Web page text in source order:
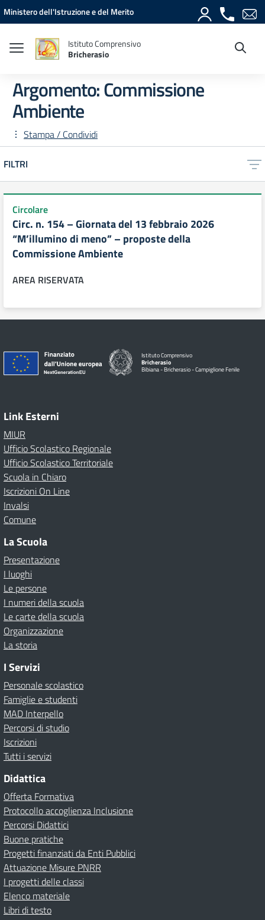
Vai ai contenuti
Vai al menu di navigazione
Vai al footer
Ministero dell'Istruzione e del Merito
Istituto Comprensivo
Bricherasio
Argomento: Commissione
Ambiente
Stampa / Condividi
FILTRI
Circolare
Circ. n. 154 – Giornata del 13 febbraio 2026
“M’illumino di meno” – proposte della
Commissione Ambiente
AREA RISERVATA
Istituto Comprensivo
Bricherasio
Bibiana - Bricherasio - Campiglione Fenile
Link Esterni
MIUR
Ufficio Scolastico Regionale
Ufficio Scolastico Territoriale
Scuola in Chiaro
Iscrizioni On Line
Invalsi
Comune
La Scuola
Presentazione
I luoghi
Le persone
I numeri della scuola
Le carte della scuola
Organizzazione
La storia
I Servizi
Personale scolastico
Famiglie e studenti
MAD Interpello
Percorsi di studio
Iscrizioni
Tutti i servizi
Didattica
Offerta Formativa
Protocollo accoglienza Inclusione
Percorsi Didattici
Buone pratiche
Progetti finanziati da Enti Pubblici
Attuazione Misure PNRR
I progetti delle classi
Elenco materiale
Libri di testo